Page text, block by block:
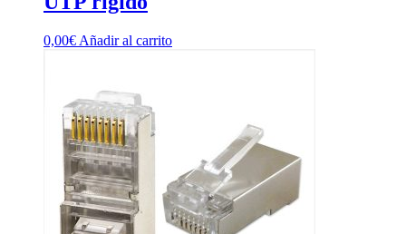
0,00€ Añadir al carrito